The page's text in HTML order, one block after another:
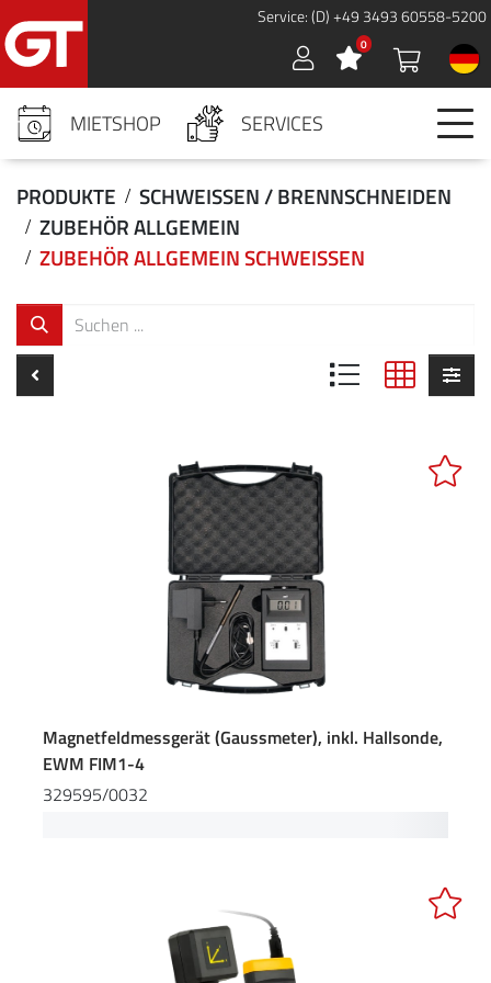
Service: (D) +49 3493 60558-5200
Sign in 0
MIETSHOP SERVICES
PRODUKTE
SCHWEISSEN / BRENNSCHNEIDEN
ZUBEHÖR ALLGEMEIN
ZUBEHÖR ALLGEMEIN SCHWEISSEN
Magnetfeldmessgerät (Gaussmeter), inkl. Hallsonde,
EWM FIM1-4
329595/0032